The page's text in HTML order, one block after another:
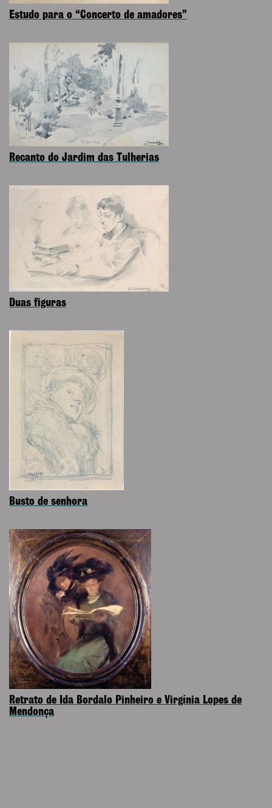
Estudo para o “Concerto de amadores”
Recanto do Jardim das Tulherias
Duas figuras
Busto de senhora
Retrato de Ida Bordalo Pinheiro e Virgínia Lopes de
Mendonça